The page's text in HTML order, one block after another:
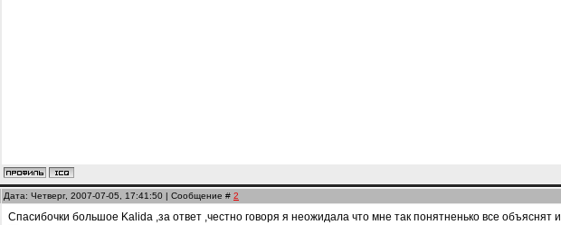
Дата: Четверг, 2007-07-05, 17:41:50 | Сообщение # 2
Cпасибочки большое Kalida ,за ответ ,честно говоря я неожидала что мне так понятненько все объяснят